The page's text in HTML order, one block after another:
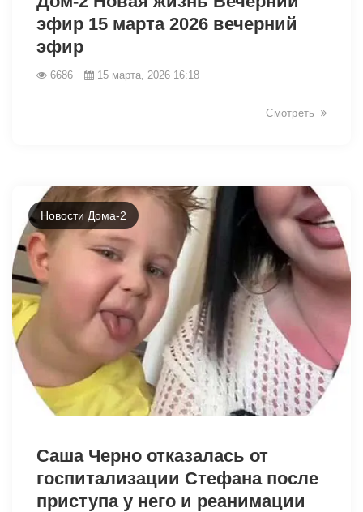
эфир 15 марта 2026 вечерний
эфир
6686 15 марта, 2026 16:18
Смотреть
Новости Дома-2
Саша Чepнo отказалась от
госпитализации Стефана после
приступа у него и реанимации